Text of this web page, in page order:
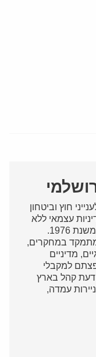
חוץ וביטחון
עצמאי ללא
כוונת רווח, הפעיל משנת 1976.
במחקרים,
מדיניים
למקבלי
דעת קהל בארץ
עמדה,